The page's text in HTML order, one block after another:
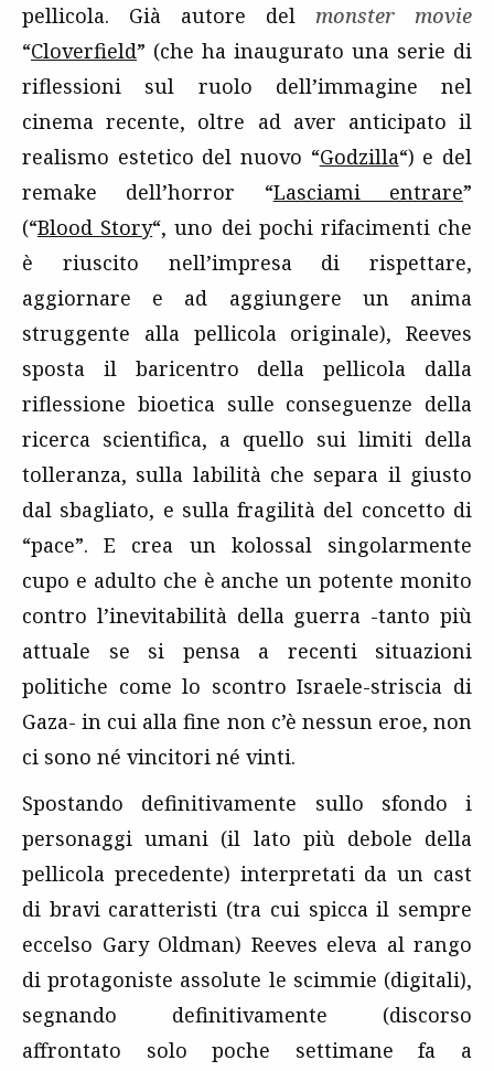
pellicola. Già autore del monster movie
“Cloverfield” (che ha inaugurato una serie di
riflessioni sul ruolo dell’immagine nel
cinema recente, oltre ad aver anticipato il
realismo estetico del nuovo “Godzilla“) e del
remake dell’horror “Lasciami entrare”
(“Blood Story“, uno dei pochi rifacimenti che
è riuscito nell’impresa di rispettare,
aggiornare e ad aggiungere un anima
struggente alla pellicola originale), Reeves
sposta il baricentro della pellicola dalla
riflessione bioetica sulle conseguenze della
ricerca scientifica, a quello sui limiti della
tolleranza, sulla labilità che separa il giusto
dal sbagliato, e sulla fragilità del concetto di
“pace”. E crea un kolossal singolarmente
cupo e adulto che è anche un potente monito
contro l’inevitabilità della guerra -tanto più
attuale se si pensa a recenti situazioni
politiche come lo scontro Israele-striscia di
Gaza- in cui alla fine non c’è nessun eroe, non
ci sono né vincitori né vinti.
Spostando definitivamente sullo sfondo i
personaggi umani (il lato più debole della
pellicola precedente) interpretati da un cast
di bravi caratteristi (tra cui spicca il sempre
eccelso Gary Oldman) Reeves eleva al rango
di protagoniste assolute le scimmie (digitali),
segnando definitivamente (discorso
affrontato solo poche settimane fa a